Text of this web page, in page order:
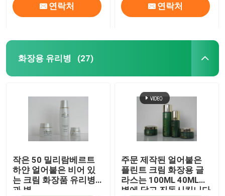
집
우리 에 관한 것
품질 관리
저희와 연락
연락처 연락처
화장용 유리병 (27)
작은 50 밀리람베르트
하얀 얼어붙은 비어 있
는 크림 화장품 유리병
과 병
주문 제작된 얼어붙은
플린트 크림 화장용 글
라스는 100ML 40ML을
병에 담고 진동시킵니다